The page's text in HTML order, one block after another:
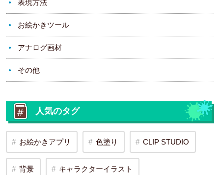
表現方法
お絵かきツール
アナログ画材
その他
人気のタグ
お絵かきアプリ 色塗り CLIP STUDIO
背景 キャラクターイラスト